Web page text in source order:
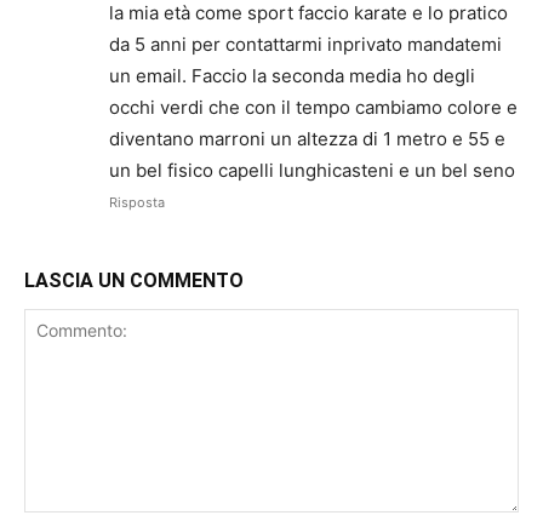
la mia età come sport faccio karate e lo pratico
da 5 anni per contattarmi inprivato mandatemi
un email. Faccio la seconda media ho degli
occhi verdi che con il tempo cambiamo colore e
diventano marroni un altezza di 1 metro e 55 e
un bel fisico capelli lunghicasteni e un bel seno
Risposta
LASCIA UN COMMENTO